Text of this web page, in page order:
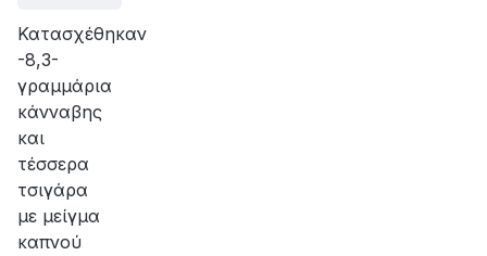
Κατασχέθηκαν
-8,3-
γραμμάρια
κάνναβης
και
τέσσερα
τσιγάρα
με μείγμα
καπνού